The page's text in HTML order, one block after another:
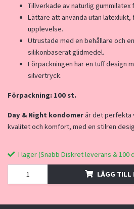
Tillverkade av naturlig
Lättare att använda utan latexlukt,
upplevelse.
Utrustade med en behållare och
silikonbaserat glidmedel.
Förpackningen har en tuff design
silvertryck.
Förpackning: 100 st.
Day & Night kondomerär det perfekta
kvalitet och komfort, med en stilren
I lager (Snabb Diskret leverans & 100
LÄGG TILL